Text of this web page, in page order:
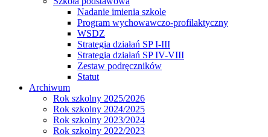
Nadanie imienia szkole
Program wychowawczo-profilaktyczny
WSDZ
Strategia działań SP I-III
Strategia działań SP IV-VIII
Zestaw podręczników
Statut
Archiwum
Rok szkolny 2025/2026
Rok szkolny 2024/2025
Rok szkolny 2023/2024
Rok szkolny 2022/2023